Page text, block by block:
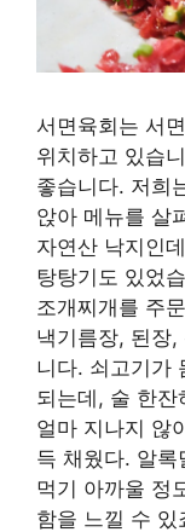
서면육회는 서
위치하고 있습
좋습니다. 저희
앉아 메뉴를 살
자연산 낙지인
탕탕기도 있었
조개찌개를 주
낵기름장, 된장
니다. 쇠고기가
되는데, 술 한
얼마 지나지 않
득 채웠다. 알
먹기 아까울 정
함을 느낄 수